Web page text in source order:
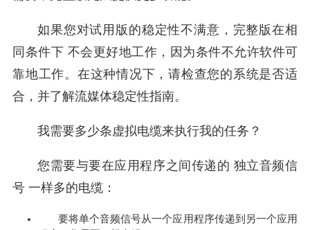
如果您对试用版的稳定性不满意，完整版在相
同条件下 不会更好地工作，因为条件不允许软件可
靠地工作。在这种情况下，请检查您的系统是否适
合，并了解流媒体稳定性指南。
我需要多少条虚拟电缆来执行我的任务？
您需要与要在应用程序之间传递的 独立音频信
号 一样多的电缆：
要将单个音频信号从一个应用程序传递到另一个应用